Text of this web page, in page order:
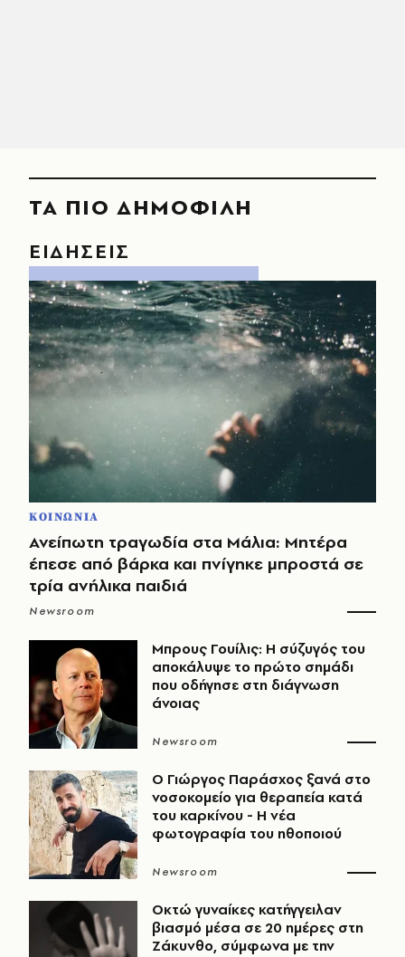
ΤΑ ΠΙΟ ΔΗΜΟΦΙΛΗ
ΕΙΔΗΣΕΙΣ
ΚΟΙΝΩΝΙΑ
Ανείπωτη τραγωδία στα Μάλια: Μητέρα
έπεσε από βάρκα και πνίγηκε μπροστά σε
τρία ανήλικα παιδιά
Newsroom
Μπρους Γουίλις: Η σύζυγός του
αποκάλυψε το πρώτο σημάδι
που οδήγησε στη διάγνωση
άνοιας
Newsroom
O Γιώργος Παράσχος ξανά στο
νοσοκομείο για θεραπεία κατά
του καρκίνου - Η νέα
φωτογραφία του ηθοποιού
Newsroom
Οκτώ γυναίκες κατήγγειλαν
βιασμό μέσα σε 20 ημέρες στη
Ζάκυνθο, σύμφωνα με την